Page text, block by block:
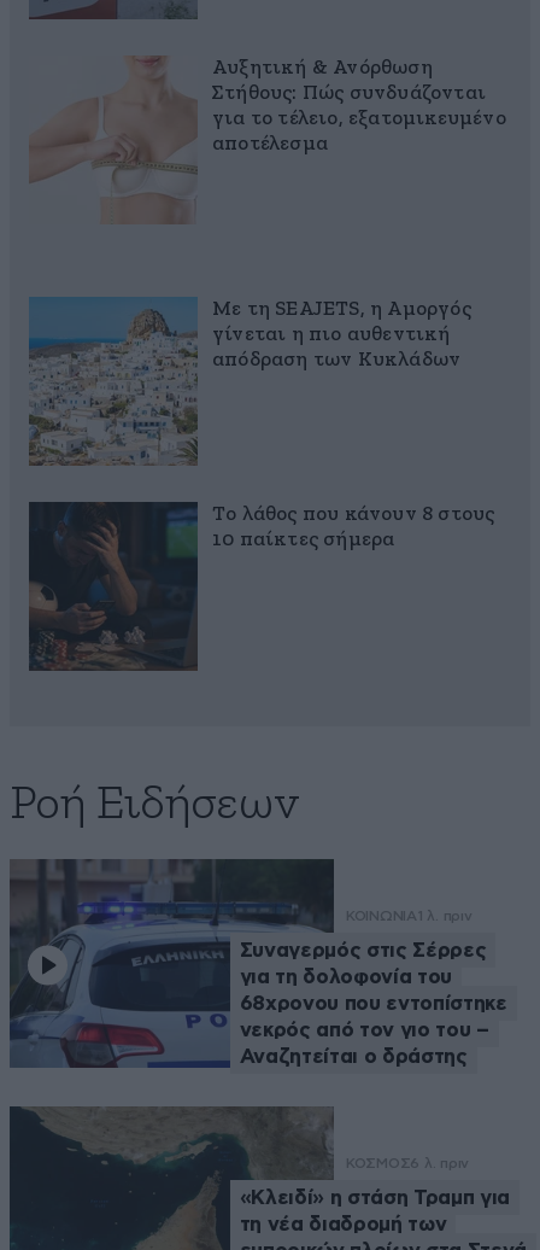
Αυξητική & Ανόρθωση
Στήθους: Πώς συνδυάζονται
για το τέλειο, εξατομικευμένο
αποτέλεσμα
Με τη SEAJETS, η Αμοργός
γίνεται η πιο αυθεντική
απόδραση των Κυκλάδων
Το λάθος που κάνουν 8 στους
10 παίκτες σήμερα
Ροή Ειδήσεων
ΚΟΙΝΩΝΙΑ 1 λ. πριν
Συναγερμός στις Σέρρες
για τη δολοφονία του
68χρονου που εντοπίστηκε
νεκρός από τον γιο του –
Αναζητείται ο δράστης
ΚΟΣΜΟΣ6 λ. πριν
«Κλειδί» η στάση Τραμπ για
τη νέα διαδρομή των